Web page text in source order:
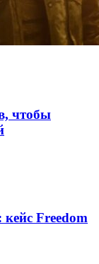
чтобы
Freedom